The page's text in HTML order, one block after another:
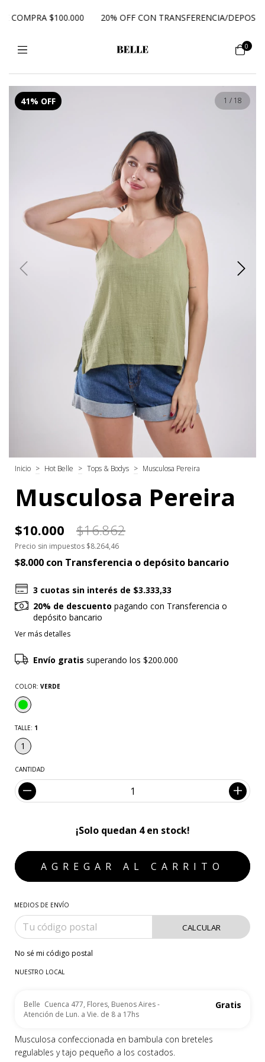
$100.000 20% OFF CON TRANSFERENCIA/DEPOSITO
0
41% OFF 1 / 18
Inicio > Hot Belle > Tops & Bodys > Musculosa Pereira
Musculosa Pereira
$10.000 $16.862
Precio sin impuestos $8.264,46
$8.000 con Transferencia o depósito bancario
3 cuotas sin interés de $3.333,33
20% de descuento pagando con Transferencia o
depósito bancario
Ver más detalles
Envío gratissuperando los$200.000
COLOR: VERDE
TALLE: 1
1
CANTIDAD
¡Solo quedan 4en stock!
MEDIOS DE ENVÍO
CALCULAR
No sé mi código postal
NUESTRO LOCAL
Belle Cuenca 477, Flores, Buenos Aires -
Atención de Lun. a Vie. de 8 a 17hs
Gratis
Musculosa confeccionada en bambula con breteles
regulables y tajo pequeño a los costados.